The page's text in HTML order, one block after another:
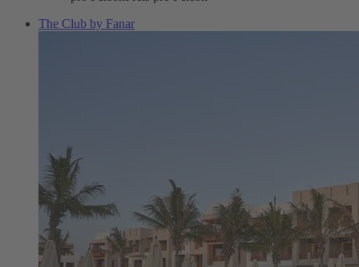
The Club by Fanar